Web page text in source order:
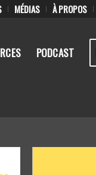
MÉDIAS À PROPOS
PODCAST